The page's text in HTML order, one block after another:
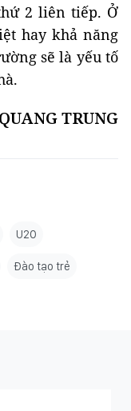
2 liên tiếp. Ở
hay khả năng
sẽ là yếu tố
QUANG TRUNG
U20
Đào tạo trẻ